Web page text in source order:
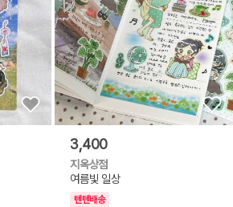
3,400
지옥상점
여름빛 일상
텐텐배송